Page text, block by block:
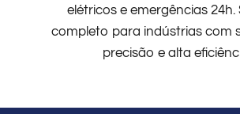
elétricos e emergências 24h.
completo para indústrias com
precisão e alta